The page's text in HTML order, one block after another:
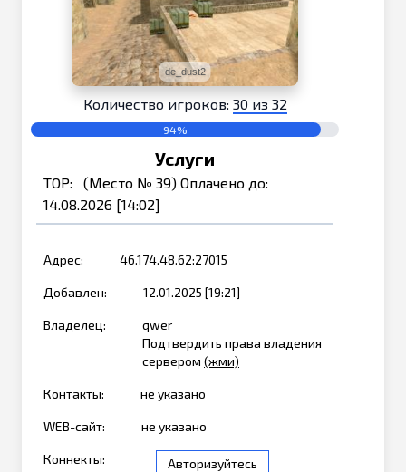
de_dust2
Количество игроков: 30 из 32
94%
Услуги
TOP: (Место № 39) Оплачено до:
14.08.2026 [14:02]
Адрес: 46.174.48.62:27015
Добавлен: 12.01.2025 [19:21]
Владелец:
qwer
Подтвердить права владения
сервером (жми)
Контакты: не указано
WEB-сайт: не указано
Коннекты: Авторизуйтесь